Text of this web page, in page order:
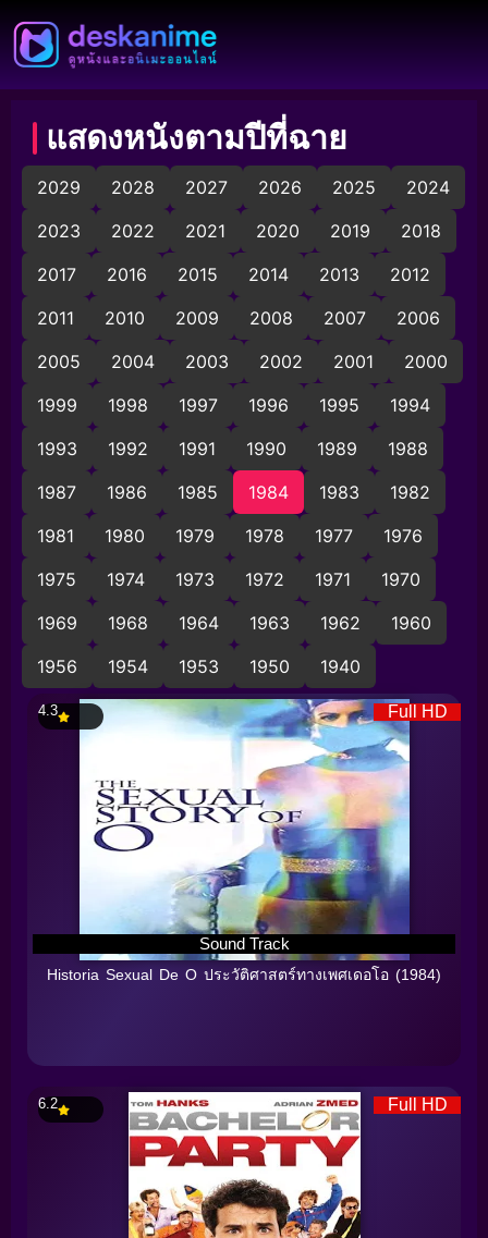
แสดงหนังตามปีที่ฉาย
2029 2028 2027 2026 2025
2024
2023
2022 2021 2020 2019
2018
2017
2016 2015 2014 2013
2012
2011
2010 2009 2008 2007
2006
2005
2004 2003 2002 2001
2000
1999
1998 1997 1996 1995
1994
1993
1992 1991 1990 1989
1988
1987
1986 1985 1984 1983
1982
1981
1980 1979 1978 1977
1976
1975
1974 1973 1972 1971
1970
1969
1968 1964 1963 1962
1960
1956
1954 1953 1950 1940
Full HD
Sound Track
4.3
Historia Sexual De O ประวัติศาสตร์ทางเพศเดอโอ (1984)
Full HD
6.2